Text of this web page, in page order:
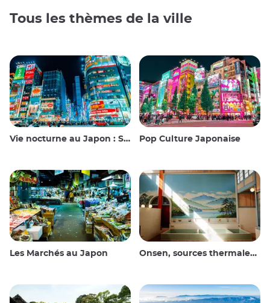
Tous les thèmes de la ville
Vie nocturne au Japon : Sortir, voir et boire Pop Culture Japonaise
Les Marchés au Japon Onsen, sources thermales et bains publics